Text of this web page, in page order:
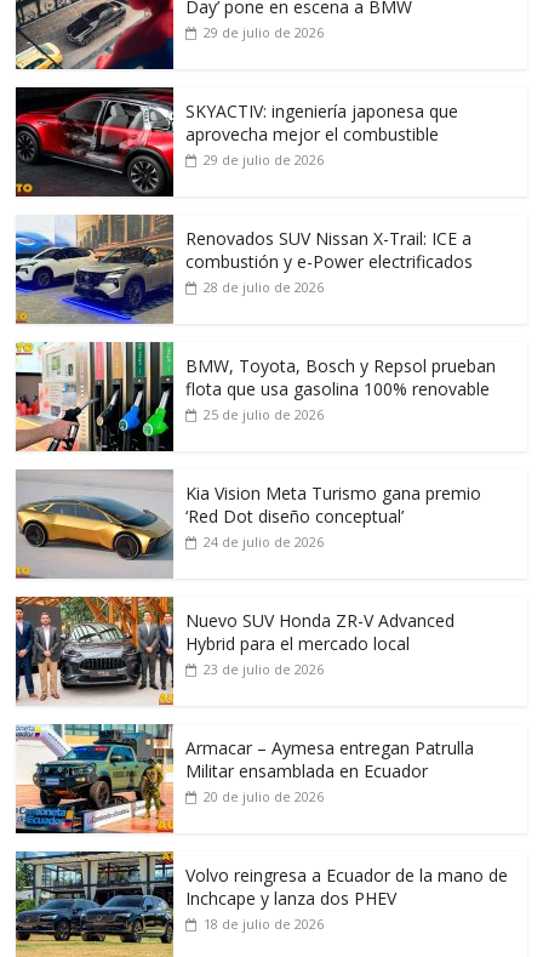
Day’ pone en escena a BMW
29 de julio de 2026
SKYACTIV: ingeniería japonesa que
aprovecha mejor el combustible
29 de julio de 2026
Renovados SUV Nissan X-Trail: ICE a
combustión y e-Power electrificados
28 de julio de 2026
BMW, Toyota, Bosch y Repsol prueban
flota que usa gasolina 100% renovable
25 de julio de 2026
Kia Vision Meta Turismo gana premio
‘Red Dot diseño conceptual’
24 de julio de 2026
Nuevo SUV Honda ZR-V Advanced
Hybrid para el mercado local
23 de julio de 2026
Armacar – Aymesa entregan Patrulla
Militar ensamblada en Ecuador
20 de julio de 2026
Volvo reingresa a Ecuador de la mano de
Inchcape y lanza dos PHEV
18 de julio de 2026